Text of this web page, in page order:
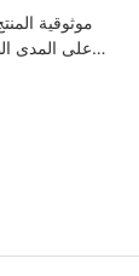
على المدى